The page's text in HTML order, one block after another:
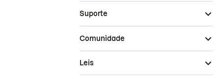
Suporte
Comunidade
Leis